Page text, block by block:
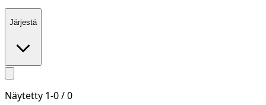
Järjestä
Näytetty 1-0/0